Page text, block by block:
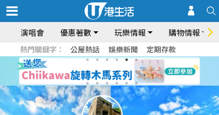
演唱會 優惠著數 玩樂情報 購物情報
熱門關鍵字： 公屋熱話 娛樂新聞 定期存款